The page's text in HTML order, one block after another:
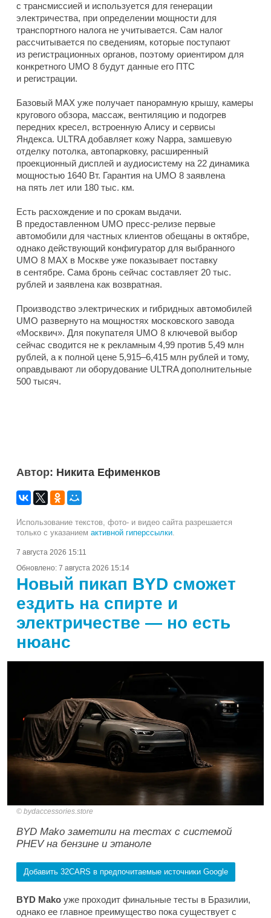
с трансмиссией и используется для генерации
электричества, при определении мощности для
транспортного налога не учитывается. Сам налог
рассчитывается по сведениям, которые поступают
из регистрационных органов, поэтому ориентиром для
конкретного UMO 8 будут данные его ПТС
и регистрации.
Базовый MAX уже получает панорамную крышу, камеры
кругового обзора, массаж, вентиляцию и подогрев
передних кресел, встроенную Алису и сервисы
Яндекса. ULTRA добавляет кожу Nappa, замшевую
отделку потолка, автопарковку, расширенный
проекционный дисплей и аудиосистему на 22 динамика
мощностью 1640 Вт. Гарантия на UMO 8 заявлена
на пять лет или 180 тыс. км.
Есть расхождение и по срокам выдачи.
В предоставленном UMO пресс-релизе первые
автомобили для частных клиентов обещаны в октябре,
однако действующий конфигуратор для выбранного
UMO 8 MAX в Москве уже показывает поставку
в сентябре. Сама бронь сейчас составляет 20 тыс.
рублей и заявлена как возвратная.
Производство электрических и гибридных автомобилей
UMO развернуто на мощностях московского завода
«Москвич». Для покупателя UMO 8 ключевой выбор
сейчас сводится не к рекламным 4,99 против 5,49 млн
рублей, а к полной цене 5,915–6,415 млн рублей и тому,
оправдывают ли оборудование ULTRA дополнительные
500 тысяч.
Автор: Никита Ефименков
Использование текстов, фото- и видео сайта разрешается
только с указанием активной гиперссылки
7 августа 2026 15:11
Обновлено: 7 августа 2026 15:14
Новый пикап BYD сможет
ездить на спирте и
электричестве — но есть
нюанс
bydaccessories.store
BYD Mako заметили на тестах с системой
PHEV на бензине и этаноле
Добавить 32CARS в предпочитаемые источники Google
BYD Mako уже проходит финальные тесты в Бразилии,
однако ее главное преимущество пока существует с